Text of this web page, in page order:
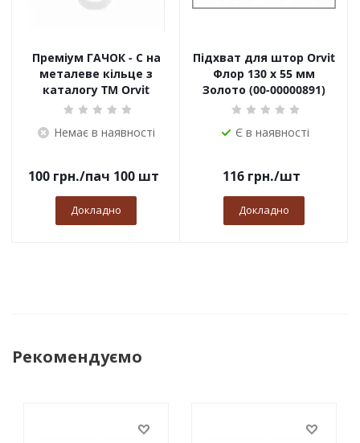
Преміум ГАЧОК - С на
металеве кільце з
каталогу TM Orvit
Немає в наявності
100грн./пач 100 шт
Докладно
Підхват для штор Orvit
Флор 130 х 55 мм
Золото (00-00000891)
Є в наявності
116грн./шт
Докладно
Рекомендуємо